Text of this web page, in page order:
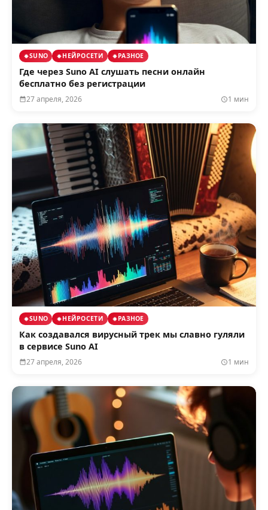
SUNO НЕЙРОСЕТИ РАЗНОЕ
Где через Suno AI слушать песни онлайн
бесплатно без регистрации
27 апреля, 2026 1 мин
SUNO НЕЙРОСЕТИ РАЗНОЕ
Как создавался вирусный трек мы славно гуляли
в сервисе Suno AI
27 апреля, 2026 1 мин